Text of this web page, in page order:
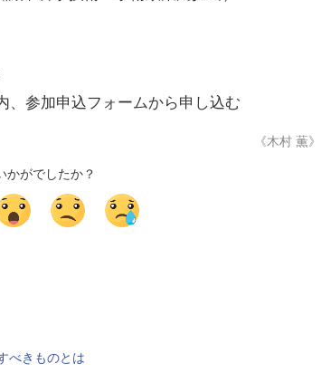
、参加申込フォームから申し込む
《木村 薫》
かがでしたか？
べきものとは